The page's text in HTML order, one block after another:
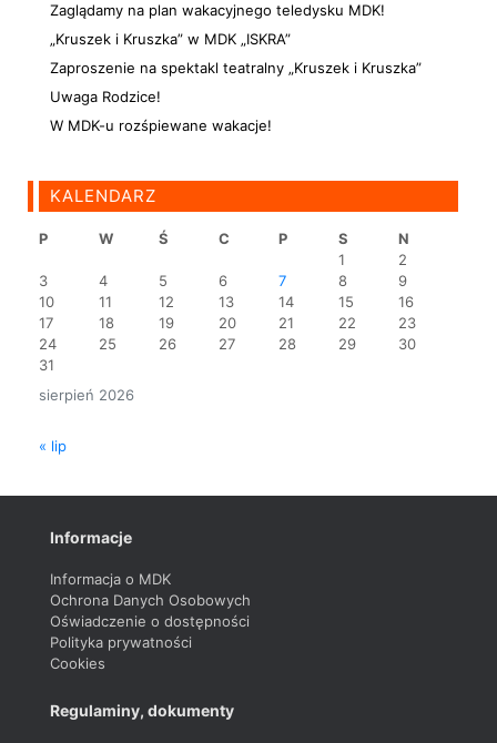
Zaglądamy na plan wakacyjnego teledysku MDK!
„Kruszek i Kruszka” w MDK „ISKRA”
Zaproszenie na spektakl teatralny „Kruszek i Kruszka”
Uwaga Rodzice!
W MDK-u rozśpiewane wakacje!
KALENDARZ
sierpień 2026
P W Ś C P S
N
1
2
3
4 5 6 7 8
9
10
11 12 13 14 15
16
17
18 19 20 21 22
23
24
25 26 27 28 29
30
31
« lip
Informacje
Informacja o MDK
Ochrona Danych Osobowych
Oświadczenie o dostępności
Polityka prywatności
Cookies
Regulaminy, dokumenty